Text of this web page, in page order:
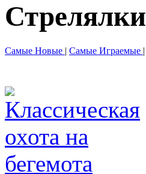
Стрелялки
Самые Новые | Самые Играемые |